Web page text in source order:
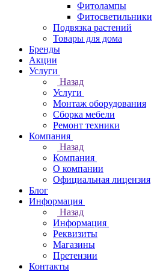
Фитолампы
Фитосветильники
Подвязка растений
Товары для дома
Бренды
Акции
Услуги
Назад
Услуги
Монтаж оборудования
Сборка мебели
Ремонт техники
Компания
Назад
Компания
О компании
Официальная лицензия
Блог
Информация
Назад
Информация
Реквизиты
Магазины
Претензии
Контакты